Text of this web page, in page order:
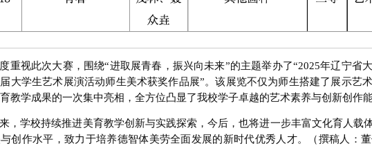
重视此次大赛，围绕“进取展青春，振兴向未来”的主题举办了“2025年辽宁省
大学生艺术展演活动师生美术获奖作品展”。该展览不仅为师生搭建了展示艺
教学成果的一次集中亮相，全方位凸显了我校学子卓越的艺术素养与创新创作能
，学校持续推进美育教学创新与实践探索，今后，也将进一步丰富文化育人载
创作水平，致力于培养德智体美劳全面发展的新时代优秀人才。（撰稿人：